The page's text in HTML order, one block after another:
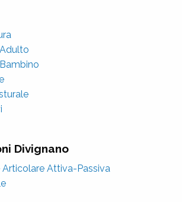
Divignano
Attiva-Passiva